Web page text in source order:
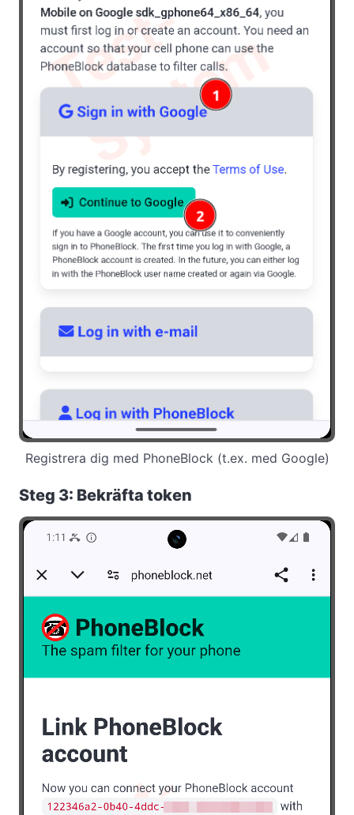
Registrera dig med PhoneBlock (t.ex. med Google)
Steg 3: Bekräfta token